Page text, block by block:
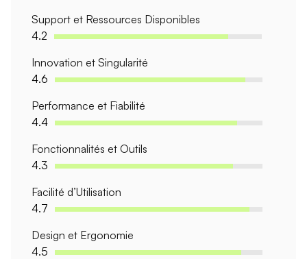
Support et Ressources Disponibles
4.2
Innovation et Singularité
4.6
Performance et Fiabilité
4.4
Fonctionnalités et Outils
4.3
Facilité d’Utilisation
4.7
Design et Ergonomie
4.5